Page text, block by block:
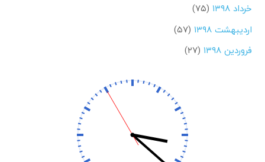
خرداد ۱۳۹۸
(۷۵)
اردیبهشت ۱۳۹۸
(۵۷)
فروردین ۱۳۹۸
(۲۷)